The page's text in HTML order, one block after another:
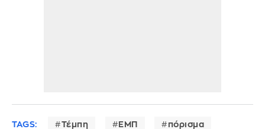
TAGS: Τέμπη ΕΜΠ πόρισμα